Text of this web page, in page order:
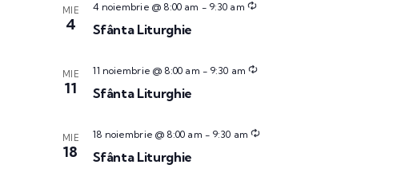
MIE
4
4 noiembrie @ 8:00 am - 9:30 am
Sfânta Liturghie
MIE
11
11 noiembrie @ 8:00 am -9:30 am
Sfânta Liturghie
MIE
18
18 noiembrie @ 8:00 am -9:30 am
Sfânta Liturghie